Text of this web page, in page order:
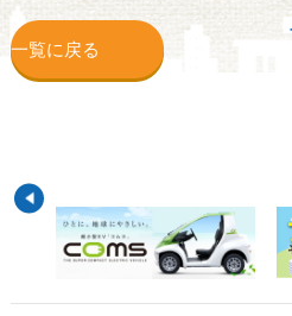
一覧に戻る